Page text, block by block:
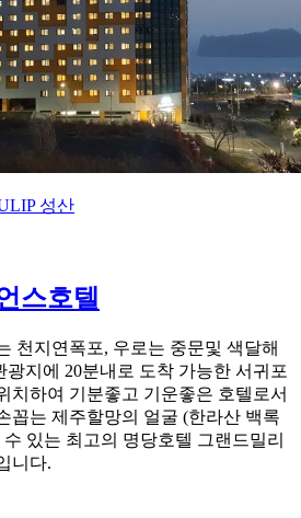
성산
스호텔
천지연폭포, 우로는 중문및 색달해
광지에 20분내로 도착 가능한 서귀포
치하여 기분좋고 기운좋은 호텔로서
꼽는 제주할망의 얼굴 (한라산 백록
있는 최고의 명당호텔 그랜드밀리
니다.